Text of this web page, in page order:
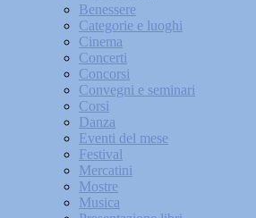
Benessere
Categorie e luoghi
Cinema
Concerti
Concorsi
Convegni e seminari
Corsi
Danza
Eventi del mese
Festival
Mercatini
Mostre
Musica